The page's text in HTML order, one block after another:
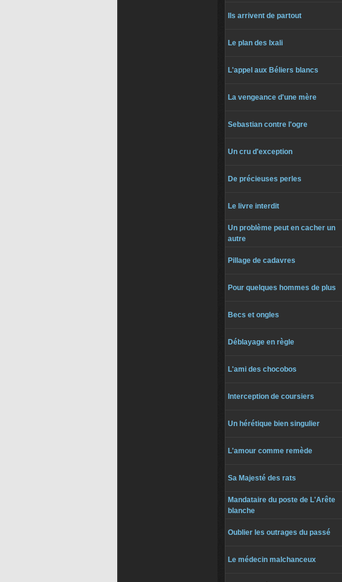
Ils arrivent de partout
Le plan des Ixali
L'appel aux Béliers blancs
La vengeance d'une mère
Sebastian contre l'ogre
Un cru d'exception
De précieuses perles
Le livre interdit
Un problème peut en cacher un
autre
Pillage de cadavres
Pour quelques hommes de plus
Becs et ongles
Déblayage en règle
L'ami des chocobos
Interception de coursiers
Un hérétique bien singulier
L'amour comme remède
Sa Majesté des rats
Mandataire du poste de L'Arête
blanche
Oublier les outrages du passé
Le médecin malchanceux